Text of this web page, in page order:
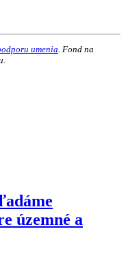
umenia. Fond na
územné a